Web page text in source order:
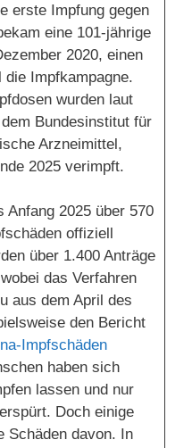
erste Impfung gegen
eine 101-jährige
2020, einen
die Impfkampagne.
wurden laut
Bundesinstitut für
Arzneimittel,
2025 verimpft.
Anfang 2025 über 570
offiziell
über 1.400 Anträge
das Verfahren
aus dem April des
den Bericht
Impfschäden
haben sich
lassen und nur
Doch einige
Schäden davon. In